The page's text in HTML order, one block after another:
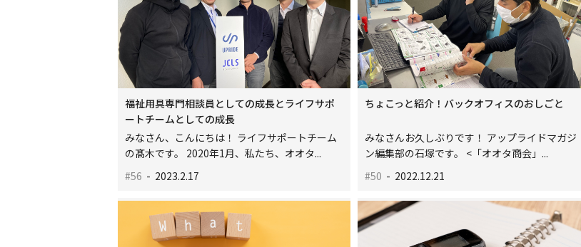
福祉用具専門相談員としての成長とライフサポ
ートチームとしての成長
みなさん、こんにちは！ ライフサポートチーム
の髙木です。 2020年1月、私たち、オオタ...
#56 - 2023.2.17
ちょこっと紹介！バックオフィスのおしごと
みなさんお久しぶりです！ アップライドマガジ
ン編集部の石塚です。 <「オオタ商会」...
#50 - 2022.12.21